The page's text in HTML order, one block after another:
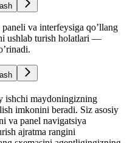
va interfeysiga qo’llang
ushlab turish holatlari —
ishchi maydoningizning
imkonini beradi. Siz asosiy
va panel navigatsiya
ajratma rangini